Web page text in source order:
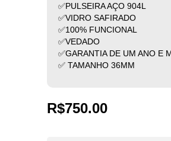
✅PULSEIRA AÇO 904L
✅VIDRO SAFIRADO
✅100% FUNCIONAL
✅VEDADO
✅GARANTIA DE UM ANO E
✅ TAMANHO 36MM
R$750.00